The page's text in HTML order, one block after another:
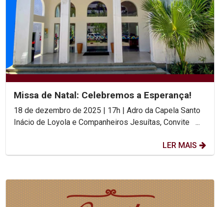
Missa de Natal: Celebremos a Esperança!
18 de dezembro de 2025 | 17h | Adro da Capela Santo
Inácio de Loyola e Companheiros Jesuítas, Convite ...
LER MAIS